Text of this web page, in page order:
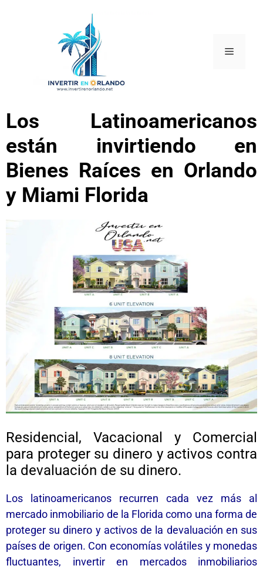
Los Latinoamericanos
están invirtiendo en
Bienes Raíces en Orlando
y Miami Florida
Residencial, Vacacional y Comercial
para proteger su dinero y activos contra
la devaluación de su dinero.
Los latinoamericanos recurren cada vez más al
mercado inmobiliario de la Florida como una forma de
proteger su dinero y activos de la devaluación en sus
países de origen. Con economías volátiles y monedas
fluctuantes, invertir en mercados inmobiliarios